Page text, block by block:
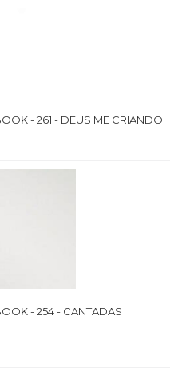
- 261 - DEUS ME CRIANDO
- 254 - CANTADAS